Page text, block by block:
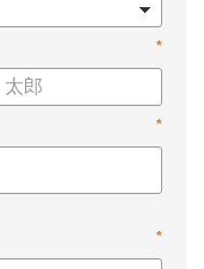
*
*
*